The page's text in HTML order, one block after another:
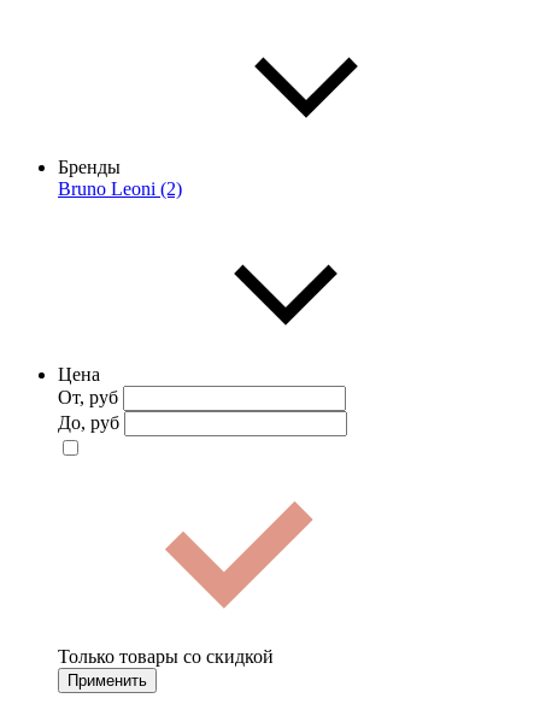
Бренды
Bruno Leoni (2)
Цена
От, руб
До, руб
Только товары со скидкой
Применить